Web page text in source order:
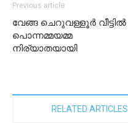
Previous article
വേങ്ങ ചെറുവള്ളൂർ വീട്ടിൽ
പൊന്നമ്മയമ്മ
നിര്യാതയായി
RELATED ARTICLES